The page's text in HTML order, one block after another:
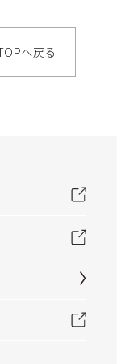
へ戻る